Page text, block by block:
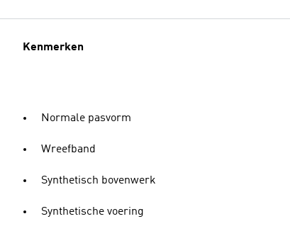
Kenmerken
Normale pasvorm
Wreefband
Synthetisch bovenwerk
Synthetische voering